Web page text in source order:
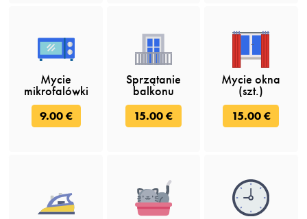
Mycie
mikrofalówki
9.00 €
Sprzątanie
balkonu
15.00 €
Mycie okna
(szt.)
15.00 €